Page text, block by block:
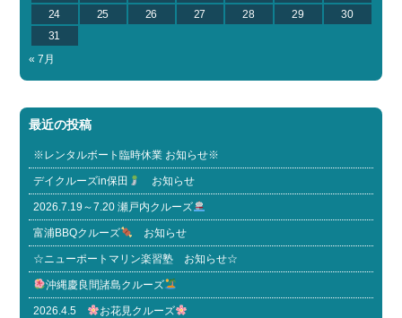
24
25 26 27 28 29
30
31
« 7月
最近の投稿
※レンタルボート臨時休業 お知らせ※
デイクルーズin保田 お知らせ
2026.7.19～7.20 瀬戸内クルーズ
富浦BBQクルーズ お知らせ
☆ニューポートマリン楽習塾 お知らせ☆
沖縄慶良間諸島クルーズ
2026.4.5 お花見クルーズ